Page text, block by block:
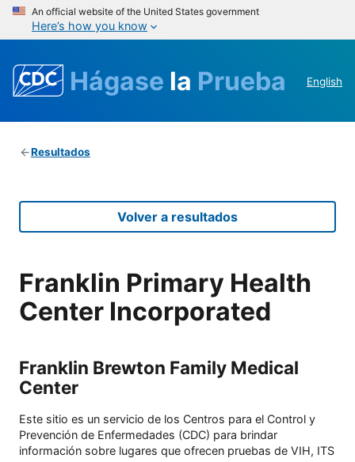
An official website of the United States government
Here’s how you know
Hágase la Prueba English
Resultados
Volver a resultados
Franklin Primary Health
Center Incorporated
Franklin Brewton Family Medical
Center
Este sitio es un servicio de los Centros para el Control y
Prevención de Enfermedades (CDC) para brindar
información sobre lugares que ofrecen pruebas de VIH, ITS